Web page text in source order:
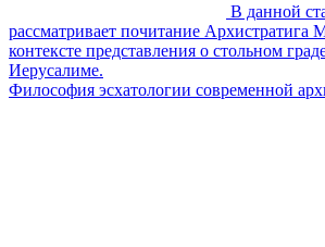
В данной
рассматривает почитание Архистратига
контексте представления о стольном
Иерусалиме.
Философия эсхатологии современной